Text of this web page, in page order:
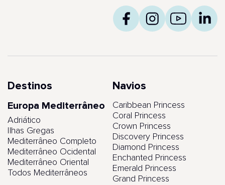
Destinos
Europa Mediterrâneo
Adriático
Ilhas Gregas
Mediterrâneo Completo
Mediterrâneo Ocidental
Mediterrâneo Oriental
Todos Mediterrâneos
Navios
Caribbean Princess
Coral Princess
Crown Princess
Discovery Princess
Diamond Princess
Enchanted Princess
Emerald Princess
Grand Princess